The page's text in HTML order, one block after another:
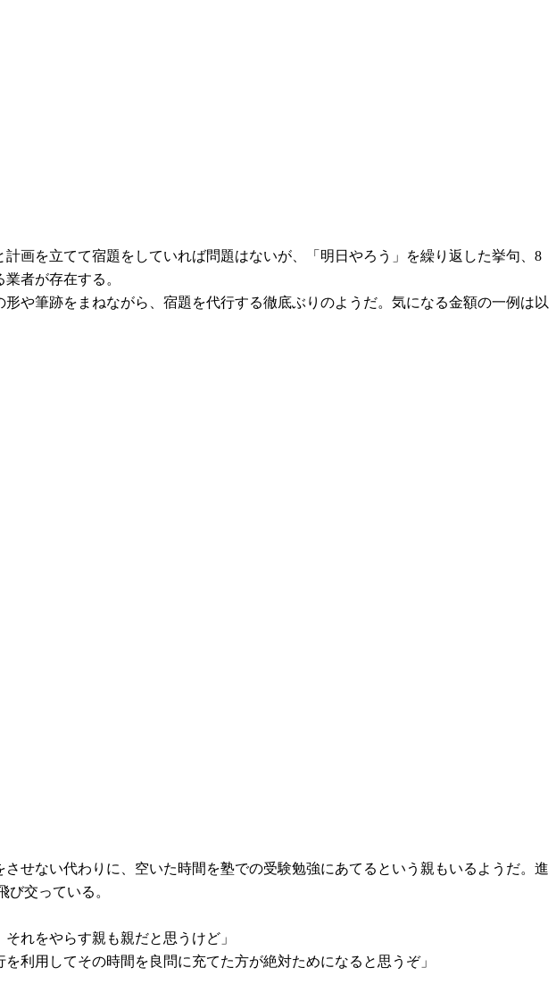
画を立てて宿題をしていれば問題はないが、「明日やろう」を繰り返した挙句、8
者が存在する。
や筆跡をまねながら、宿題を代行する徹底ぶりのようだ。気になる金額の一例は以
せない代わりに、空いた時間を塾での受験勉強にあてるという親もいるようだ。進
交っている。
れをやらす親も親だと思うけど」
利用してその時間を良問に充てた方が絶対ためになると思うぞ」